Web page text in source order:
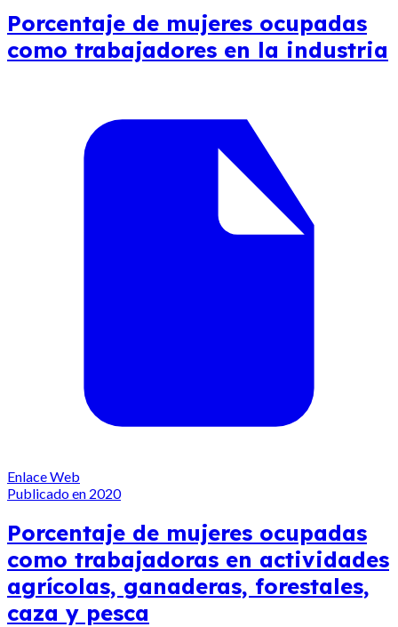
Porcentaje de mujeres ocupadas
como trabajadores en la industria
Enlace Web
Publicado en 2020
Porcentaje de mujeres ocupadas
como trabajadoras en actividades
agrícolas, ganaderas, forestales,
caza y pesca